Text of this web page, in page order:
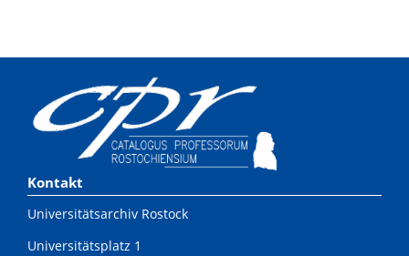
Kontakt
Universitätsarchiv Rostock
Universitätsplatz 1